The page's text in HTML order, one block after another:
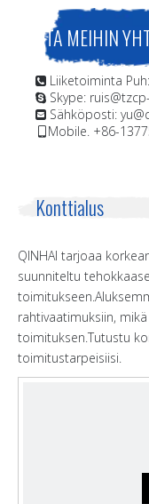
OTA MEIHIN
 Liiketoiminta
 Skype:
 Sähköposti:
Mobile. +86-
Konttialus
QINHAI tarjoaa
suunniteltu
rahtivaatimuksiin,
toimituksen.Tutustu
toimitustarpeisiisi.